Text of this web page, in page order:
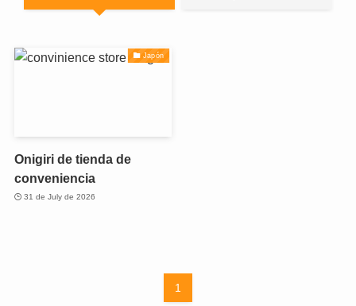
Japón
Onigiri de tienda de
conveniencia
31 de July de 2026
1